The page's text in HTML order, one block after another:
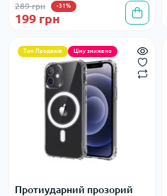
289 грн -31%
199 грн
Топ Продажів Ціну знижено
Протиударний прозорий